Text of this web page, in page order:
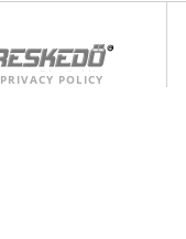
PRIVACY POLICY